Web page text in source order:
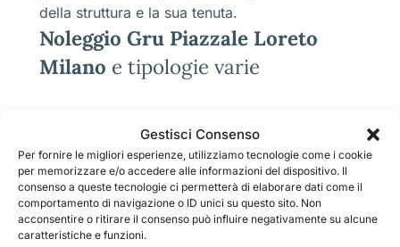
Gestisci Consenso
Per fornire le migliori esperienze, utilizziamo tecnologie come i cookie
per memorizzare e/o accedere alle informazioni del dispositivo. Il
consenso a queste tecnologie ci permetterà di elaborare dati come il
comportamento di navigazione o ID unici su questo sito. Non
acconsentire o ritirare il consenso può influire negativamente su alcune
caratteristiche e funzioni.
della struttura e la sua tenuta.
Noleggio Gru Piazzale Loreto
Milano e tipologie varie
Piazzale Loreto Milano , sono diverse e tutte
hanno delle caratteristiche specifiche, vediamo
che le principali, cioè quelle che sono sempre
molto richieste, sono le gru a: